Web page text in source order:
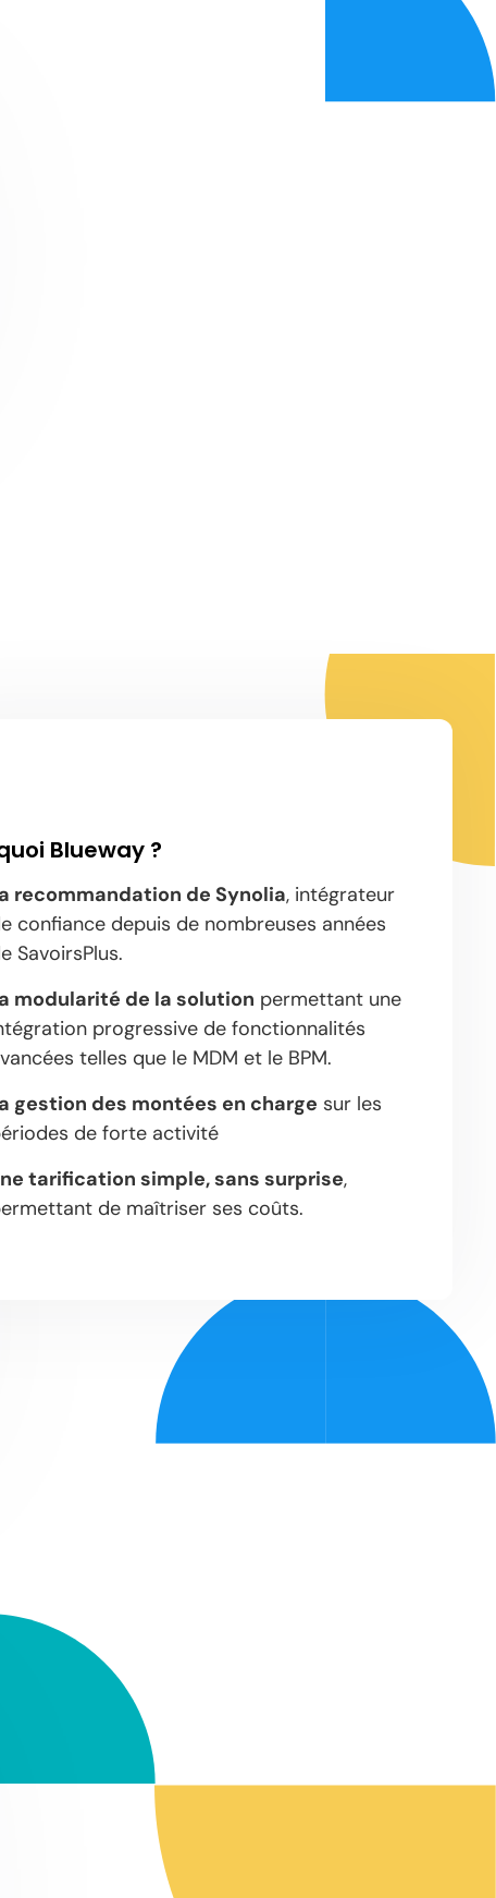
Blueway ?
recommandation de Synolia, intégrateur
confiance depuis de nombreuses années
SavoirsPlus.
modularité de la solution permettant une
progressive de fonctionnalités
telles que le MDM et le BPM.
gestion des montées en charge sur les
de forte activité
tarification simple, sans surprise,
de maîtriser ses coûts.